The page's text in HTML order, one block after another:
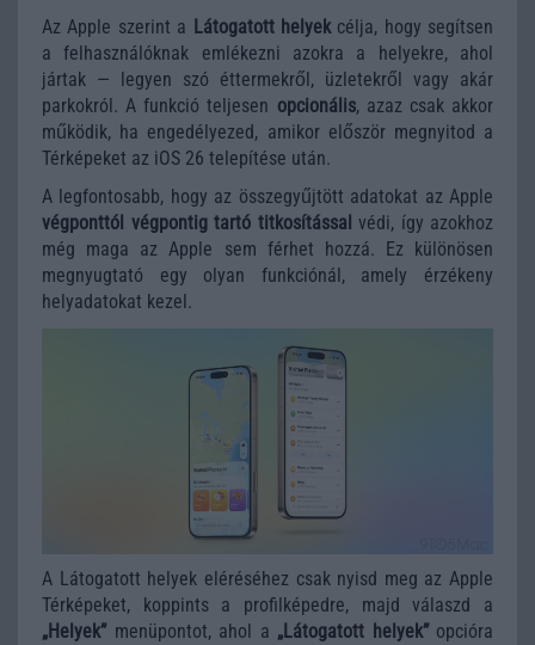
Az Apple szerint a Látogatott helyekcélja, hogy segítsen
a felhasználóknak emlékezni azokra a helyekre, ahol
jártak — legyen szó éttermekről, üzletekről vagy akár
parkokról. A funkció teljesen opcionális, azaz csak akkor
működik, ha engedélyezed, amikor először megnyitod a
Térképeket az iOS 26 telepítése után.
A legfontosabb, hogy az összegyűjtött adatokat az Apple
végponttól végpontig tartó titkosítással védi, így azokhoz
még maga az Apple sem férhet hozzá. Ez különösen
megnyugtató egy olyan funkciónál, amely érzékeny
helyadatokat kezel.
A Látogatott helyek eléréséhez csak nyisd meg az Apple
Térképeket, koppints a profilképedre, majd válaszd a
„Helyek” menüpontot, ahol a „Látogatott helyek”opcióra